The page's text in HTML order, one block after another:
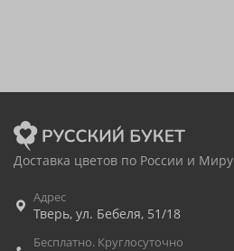
Доставка цветов по России и Миру
Адрес
Тверь, ул. Бебеля, 51/18
Бесплатно. Круглосуточно